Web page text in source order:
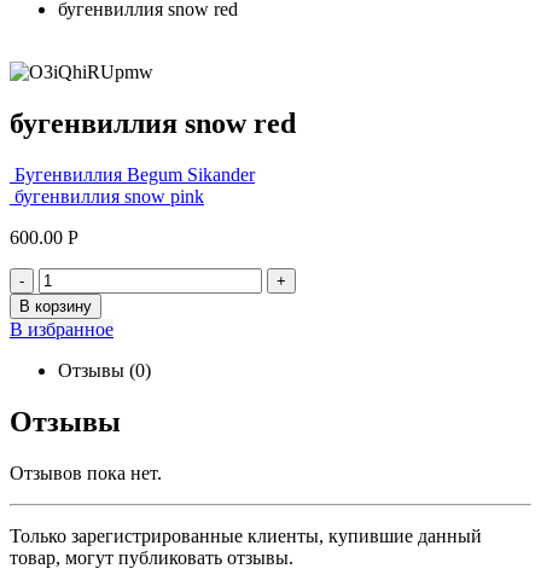
бугенвиллия snow red
бугенвиллия snow red
Бугенвиллия Begum Sikander
бугенвиллия snow pink
600.00 Р
-
+
В корзину
В избранное
Отзывы (0)
Отзывы
Отзывов пока нет.
Только зарегистрированные клиенты, купившие данный
товар, могут публиковать отзывы.